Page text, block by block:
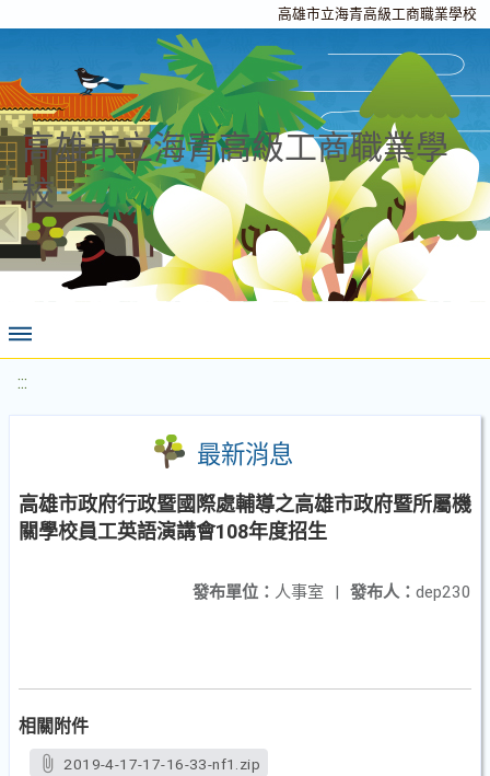
高雄市立海青高級工商職業學校
高雄市立海青高級工商職業學
校
:::
最新消息
高雄市政府行政暨國際處輔導之高雄市政府暨所屬機
關學校員工英語演講會108年度招生
發布人： dep230
發布單位： 人事室 |
相關附件
2019-4-17-17-16-33-nf1.zip